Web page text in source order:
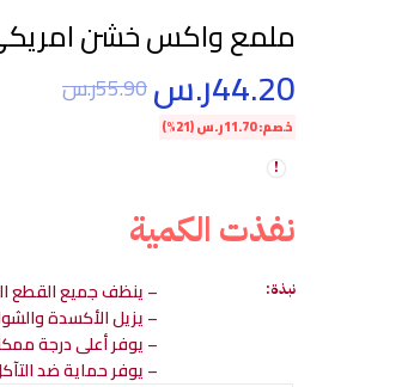
ملمع واكس خشن
44.20ر.س55.90ر.س
خصم:11.70ر.س(21%)
نفذت الكمية
نبذة:
– ينظف جميع القطع
– يزيل الأكسدة
– يوفر أعلى درجة
– يوفر حماية ضد